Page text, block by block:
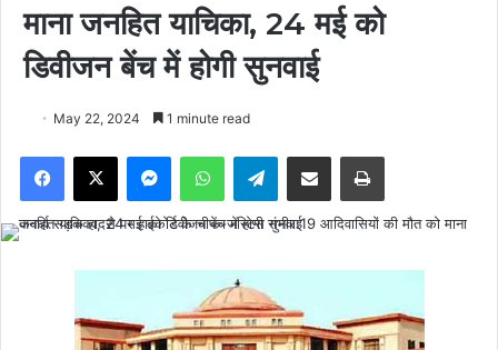
माना जनहित याचिका, 24 मई को
डिवीजन बेंच में होगी सुनवाई
May 22, 2024 1 minute read
Facebook
X MessengerWhatsAppTelegramShare via Email Print